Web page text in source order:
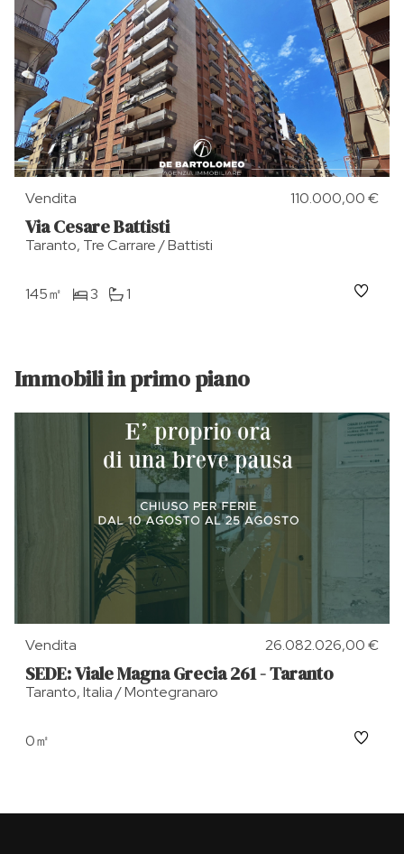
Vendita 110.000,00 €
Via Cesare Battisti
Taranto, Tre Carrare / Battisti
145㎡ 3 1
Immobili in primo piano
Vendita 26.082.026,00 €
SEDE: Viale Magna Grecia 261 - Taranto
Taranto, Italia / Montegranaro
0㎡